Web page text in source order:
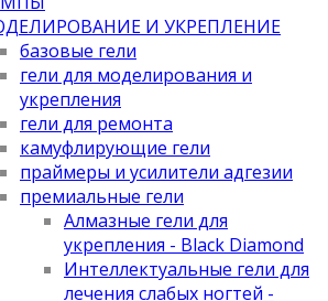
И УКРЕПЛЕНИЕ
базовые гели
гели для моделирования и
укрепления
гели для ремонта
камуфлирующие гели
праймеры и усилители адгезии
премиальные гели
Алмазные гели для
укрепления - Black Diamond
Интеллектуальные гели для
лечения слабых ногтей -